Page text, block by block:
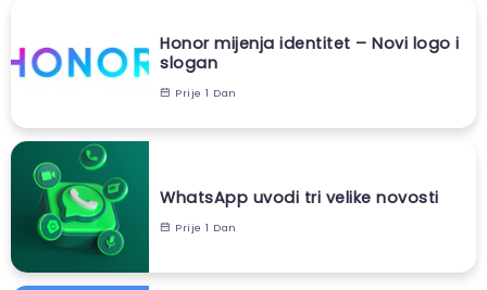
Honor mijenja identitet – Novi logo i
slogan
Prije 1 Dan
WhatsApp uvodi tri velike novosti
Prije 1 Dan